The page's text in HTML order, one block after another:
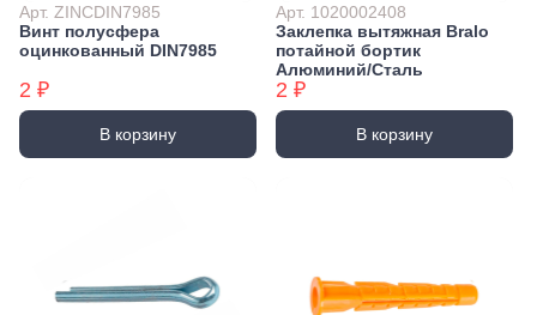
Арт. ZINCDIN7985
Винт полусфера
оцинкованный DIN7985
2 ₽
В корзину
Арт. 1020002408
Заклепка вытяжная Bralo
потайной бортик
Алюминий/Сталь
2 ₽
В корзину